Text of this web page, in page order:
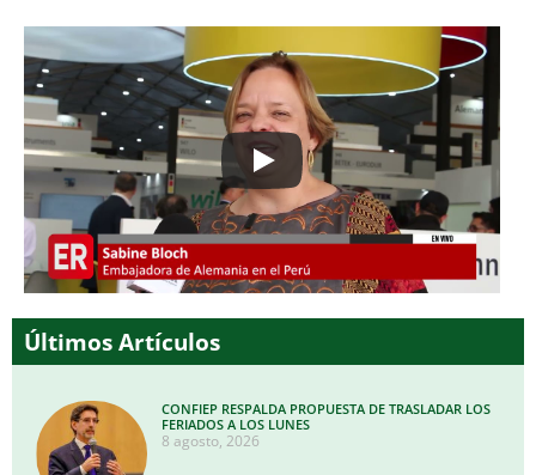
Últimos Artículos
CONFIEP RESPALDA PROPUESTA DE TRASLADAR LOS
FERIADOS A LOS LUNES
8 agosto, 2026